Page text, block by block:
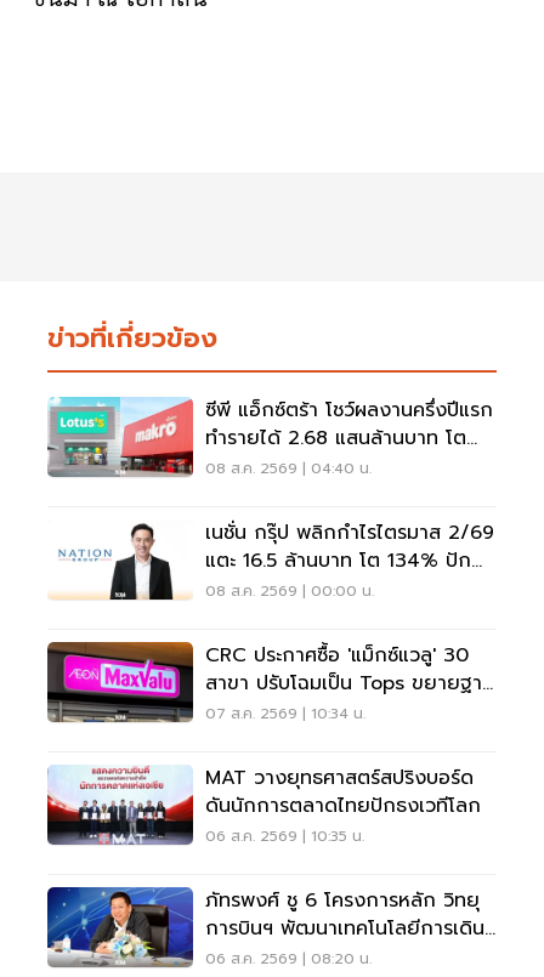
ข่าวที่เกี่ยวข้อง
ซีพี แอ็กซ์ตร้า โชว์ผลงานครึ่งปีแรก
ทำรายได้ 2.68 แสนล้านบาท โต
3.6%
08 ส.ค. 2569 | 04:40 น.
เนชั่น กรุ๊ป พลิกกำไรไตรมาส 2/69
แตะ 16.5 ล้านบาท โต 134% ปัก
หมุดสู่ ‘มีเดียเทค’
08 ส.ค. 2569 | 00:00 น.
CRC ประกาศซื้อ 'แม็กซ์แวลู' 30
สาขา ปรับโฉมเป็น Tops ขยายฐาน
ลูกค้าเพิ่ม 9 แสนราย
07 ส.ค. 2569 | 10:34 น.
MAT วางยุทธศาสตร์สปริงบอร์ด
ดันนักการตลาดไทยปักธงเวทีโลก
06 ส.ค. 2569 | 10:35 น.
ภัทรพงศ์ ชู 6 โครงการหลัก วิทยุ
การบินฯ พัฒนาเทคโนโลยีการเดิน
อากาศ การบินยุคใหม่
06 ส.ค. 2569 | 08:20 น.